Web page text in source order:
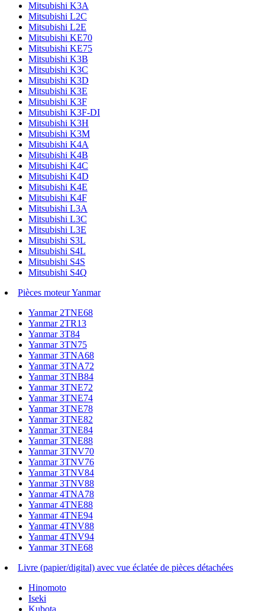
Mitsubishi K3A
Mitsubishi L2C
Mitsubishi L2E
Mitsubishi KE70
Mitsubishi KE75
Mitsubishi K3B
Mitsubishi K3C
Mitsubishi K3D
Mitsubishi K3E
Mitsubishi K3F
Mitsubishi K3F-DI
Mitsubishi K3H
Mitsubishi K3M
Mitsubishi K4A
Mitsubishi K4B
Mitsubishi K4C
Mitsubishi K4D
Mitsubishi K4E
Mitsubishi K4F
Mitsubishi L3A
Mitsubishi L3C
Mitsubishi L3E
Mitsubishi S3L
Mitsubishi S4L
Mitsubishi S4S
Mitsubishi S4Q
Pièces moteur Yanmar
Yanmar 2TNE68
Yanmar 2TR13
Yanmar 3T84
Yanmar 3TN75
Yanmar 3TNA68
Yanmar 3TNA72
Yanmar 3TNB84
Yanmar 3TNE72
Yanmar 3TNE74
Yanmar 3TNE78
Yanmar 3TNE82
Yanmar 3TNE84
Yanmar 3TNE88
Yanmar 3TNV70
Yanmar 3TNV76
Yanmar 3TNV84
Yanmar 3TNV88
Yanmar 4TNA78
Yanmar 4TNE88
Yanmar 4TNE94
Yanmar 4TNV88
Yanmar 4TNV94
Yanmar 3TNE68
Livre (papier/digital) avec vue éclatée de pièces détachées
Hinomoto
Iseki
Kubota